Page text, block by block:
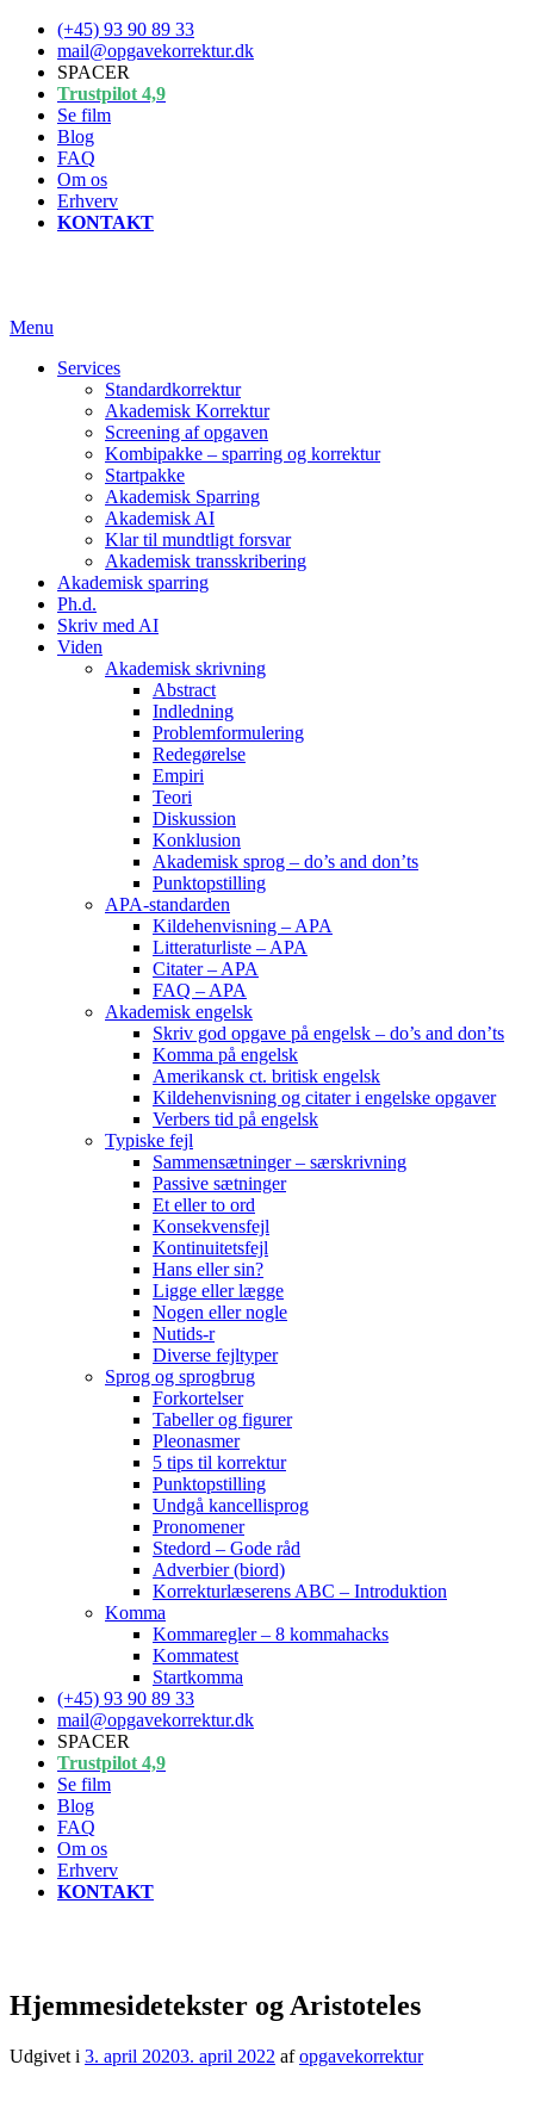
Spring
indhold
(+45) 93 90 89 33
mail@opgavekorrektur.dk
SPACER
Trustpilot 4,9
Se film
Blog
FAQ
Om os
Erhverv
KONTAKT
Menu
Services
Standardkorrektur
Akademisk Korrektur
Screening af opgaven
Kombipakke – sparring og korrektur
Startpakke
Akademisk Sparring
Akademisk AI
Klar til mundtligt forsvar
Akademisk transskribering
Akademisk sparring
Ph.d.
Skriv med AI
Viden
Akademisk skrivning
Abstract
Indledning
Problemformulering
Redegørelse
Empiri
Teori
Diskussion
Konklusion
Akademisk sprog – do’s and don’ts
Punktopstilling
APA-standarden
Kildehenvisning – APA
Litteraturliste – APA
Citater – APA
FAQ – APA
Akademisk engelsk
Skriv god opgave på engelsk – do’s and don’ts
Komma på engelsk
Amerikansk ct. britisk engelsk
Kildehenvisning og citater i engelske opgaver
Verbers tid på engelsk
Typiske fejl
Sammensætninger – særskrivning
Passive sætninger
Et eller to ord
Konsekvensfejl
Kontinuitetsfejl
Hans eller sin?
Ligge eller lægge
Nogen eller nogle
Nutids-r
Diverse fejltyper
Sprog og sprogbrug
Forkortelser
Tabeller og figurer
Pleonasmer
5 tips til korrektur
Punktopstilling
Undgå kancellisprog
Pronomener
Stedord – Gode råd
Adverbier (biord)
Korrekturlæserens ABC – Introduktion
Komma
Kommaregler – 8 kommahacks
Kommatest
Startkomma
(+45) 93 90 89 33
mail@opgavekorrektur.dk
SPACER
Trustpilot 4,9
Se film
Blog
FAQ
Om os
Erhverv
KONTAKT
Hjemmesidetekster og Aristoteles
Udgivet i 3. april 20203. april 2022 afopgavekorrektur